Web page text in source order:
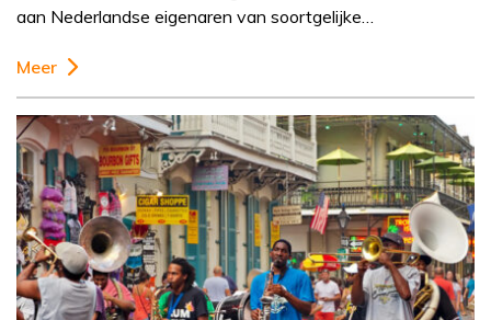
aan Nederlandse eigenaren van soortgelijke…
Meer